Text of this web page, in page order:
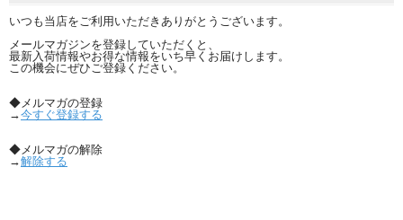
いつも当店をご利用いただきありがとうございます。
メールマガジンを登録していただくと、
最新入荷情報やお得な情報をいち早くお届けします。
この機会にぜひご登録ください。
◆メルマガの登録
→今すぐ登録する
◆メルマガの解除
→解除する